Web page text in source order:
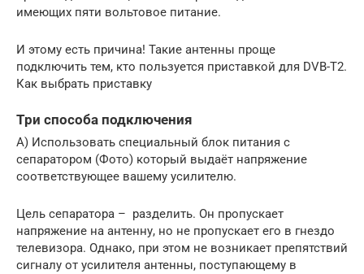
имеющих пяти вольтовое питание.
И этому есть причина! Такие антенны проще
подключить тем, кто пользуется приставкой для DVB-T2.
Как выбрать приставку
Три способа подключения
А) Использовать специальный блок питания с
сепаратором (Фото) который выдаёт напряжение
соответствующее вашему усилителю.
Цель сепаратора – разделить. Он пропускает
напряжение на антенну, но не пропускает его в гнездо
телевизора. Однако, при этом не возникает препятствий
сигналу от усилителя антенны, поступающему в